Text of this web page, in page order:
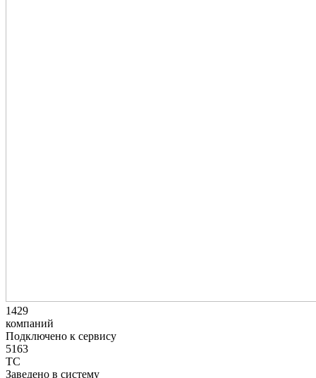
1429
компаний
Подключено к сервису
5163
ТС
Заведено в систему